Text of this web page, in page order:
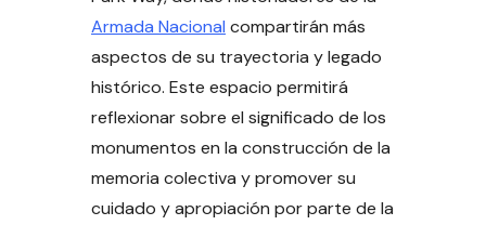
Armada Nacional compartirán más
aspectos de su trayectoria y legado
histórico. Este espacio permitirá
reflexionar sobre el significado de los
monumentos en la construcción de la
memoria colectiva y promover su
cuidado y apropiación por parte de la